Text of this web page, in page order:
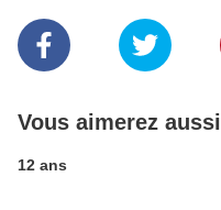
Vous aimerez aussi
12 ans